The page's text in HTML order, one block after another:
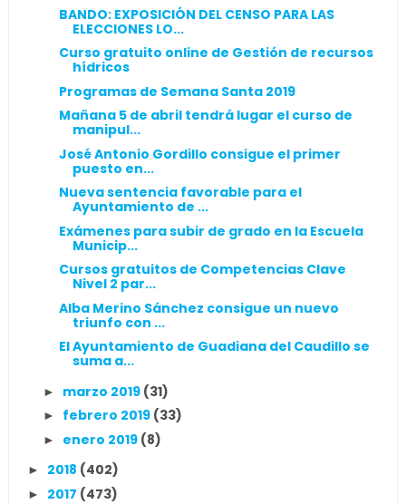
BANDO: EXPOSICIÓN DEL CENSO PARA LAS
ELECCIONES LO...
Curso gratuito online de Gestión de recursos
hídricos
Programas de Semana Santa 2019
Mañana 5 de abril tendrá lugar el curso de
manipul...
José Antonio Gordillo consigue el primer
puesto en...
Nueva sentencia favorable para el
Ayuntamiento de ...
Exámenes para subir de grado en la Escuela
Municip...
Cursos gratuitos de Competencias Clave
Nivel 2 par...
Alba Merino Sánchez consigue un nuevo
triunfo con ...
El Ayuntamiento de Guadiana del Caudillo se
suma a...
► marzo 2019 (31)
► febrero 2019 (33)
► enero 2019 (8)
► 2018 (402)
► 2017 (473)